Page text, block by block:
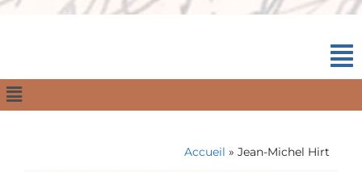
Accueil » Jean-Michel Hirt